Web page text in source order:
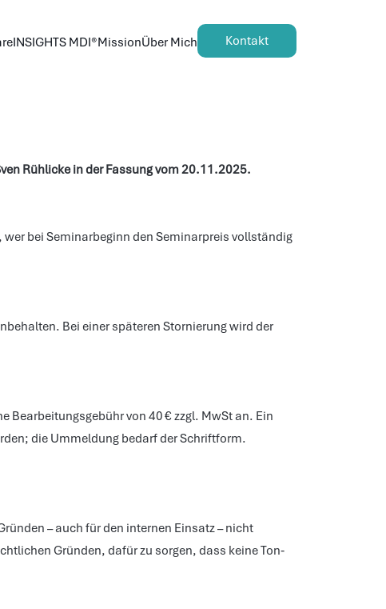
INSIGHTS MDI®MissionÜber Mich Kontakt
Rühlicke in der Fassung vom 20.11.2025.
bei Seminarbeginn den Seminarpreis vollständig
Bei einer späteren Stornierung wird der
von 40 € zzgl. MwSt an. Ein
die Ummeldung bedarf der Schriftform.
– auch für den internen Einsatz – nicht
Gründen, dafür zu sorgen, dass keine Ton‐